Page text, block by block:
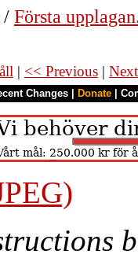
/ Första
| << Previous |
Changes Donate